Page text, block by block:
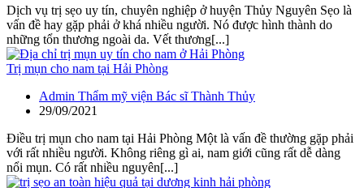
Dịch vụ trị sẹo uy tín, chuyên nghiệp ở huyện Thủy Nguyên Sẹo là
vấn đề hay gặp phải ở khá nhiều người. Nó được hình thành do
những tổn thương ngoài da. Vết thương[...]
Trị mụn cho nam tại Hải Phòng
Admin Thẩm mỹ viện Bác sĩ Thành Thủy
29/09/2021
Điều trị mụn cho nam tại Hải Phòng Một là vấn đề thường gặp phải
với rất nhiều người. Không riêng gì ai, nam giới cũng rất dễ dàng
nổi mụn. Có rất nhiều nguyên[...]